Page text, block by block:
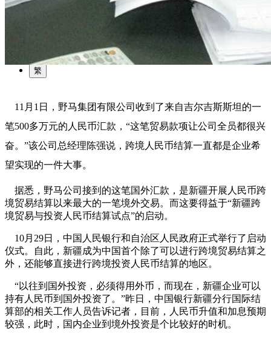
胡杨 硅化木 园区 汗血马基地
国家记忆B馆 红山玉馆 酒店大厅
丝路驿站·野马激光秀 寻味腊八 欢聚暖冬
繁
11月1日，野马集团有限公司收到了来自吉尔吉斯斯坦的一
笔500多万元的人民币汇款，“这笔贸易款项让公司全员都很兴
奋。”该公司总经理陈强说，跨境人民币结算一直都是企业希
望实现的一件大事。
据悉，野马公司接到的这笔国外汇款，是新疆开展人民币跨
境贸易结算以来最大的一笔境外交易。而这要得益于“新疆跨
境贸易与投资人民币结算试点”的启动。
10月29日，中国人民银行和自治区人民政府正式举行了启动
仪式。自此，新疆成为中国首个除了可以进行跨境贸易结算之
外，还能够直接进行跨境投资人民币结算的地区。
“以往到国外投资，必须得用外币，而现在，新疆企业可以
持有人民币到国外投资了。”昨日，中国银行新疆分行国际结
算部的相关工作人员告诉记者，目前，人民币升值和加息预期
较强，此时，国内企业到境外投资是个比较好的时机。